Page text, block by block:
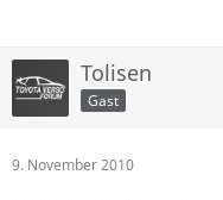
Tolisen
Gast
9. November 2010